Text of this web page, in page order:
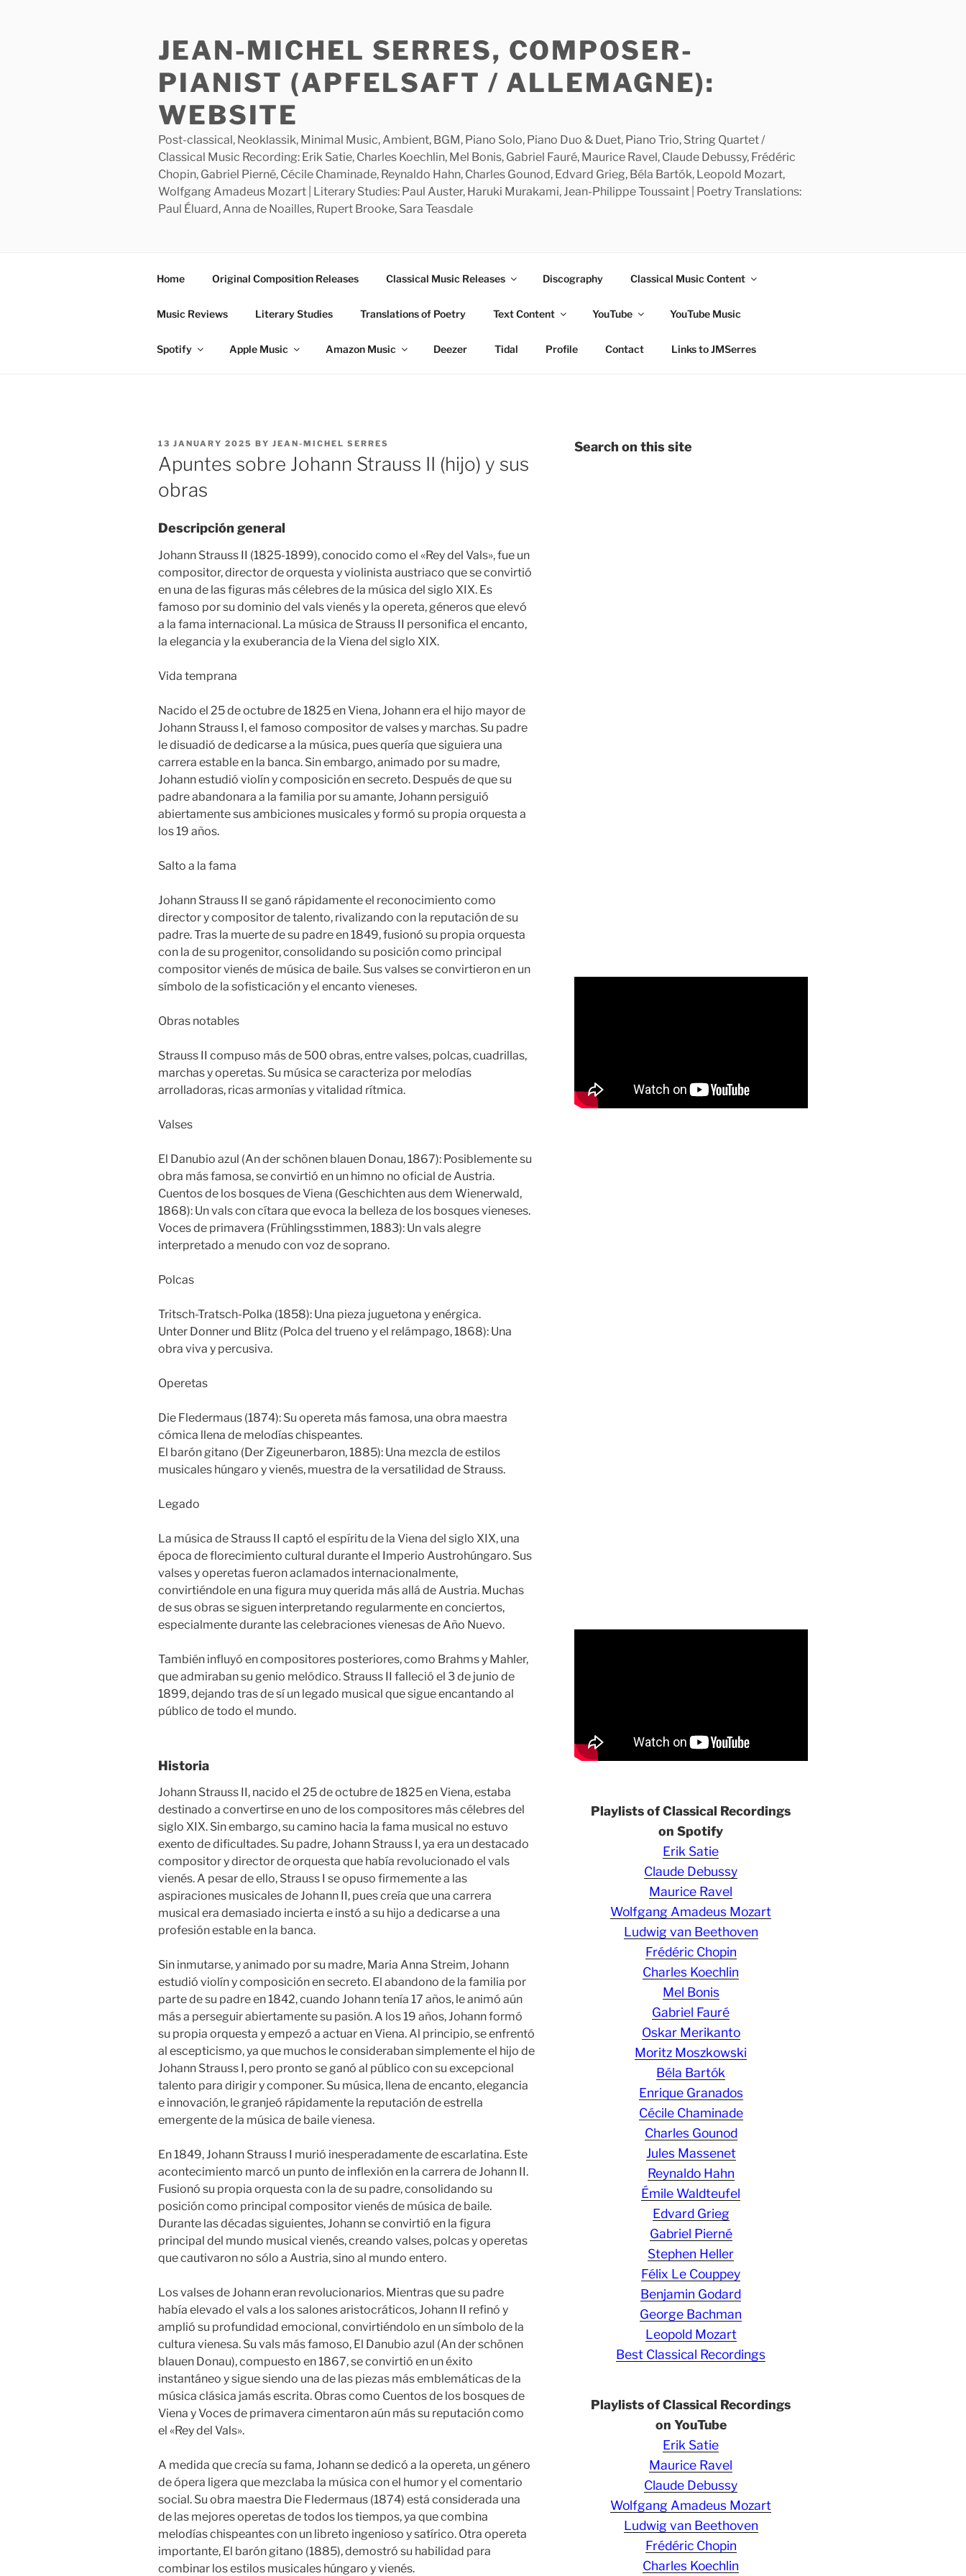
JEAN-MICHEL SERRES, COMPOSER-
PIANIST (APFELSAFT / ALLEMAGNE):
WEBSITE
Post-classical, Neoklassik, Minimal Music, Ambient, BGM, Piano Solo, Piano Duo & Duet, Piano Trio, String Quartet /
Classical Music Recording: Erik Satie, Charles Koechlin, Mel Bonis, Gabriel Fauré, Maurice Ravel, Claude Debussy, Frédéric
Chopin, Gabriel Pierné, Cécile Chaminade, Reynaldo Hahn, Charles Gounod, Edvard Grieg, Béla Bartók, Leopold Mozart,
Wolfgang Amadeus Mozart | Literary Studies: Paul Auster, Haruki Murakami, Jean-Philippe Toussaint | Poetry Translations:
Paul Éluard, Anna de Noailles, Rupert Brooke, Sara Teasdale
Home Original Composition Releases Classical Music Releases Discography Classical Music Content
Music Reviews Literary Studies Translations of Poetry Text Content YouTube YouTube Music
Spotify Apple Music Amazon Music Deezer Tidal Profile Contact Links to JMSerres
POSTED
ON
13 JANUARY 2025 BY JEAN-MICHEL SERRES
Apuntes sobre Johann Strauss II (hijo) y sus
obras
Descripción general
Johann Strauss II (1825-1899), conocido como el «Rey del Vals», fue un
compositor, director de orquesta y violinista austriaco que se convirtió
en una de las figuras más célebres de la música del siglo XIX. Es
famoso por su dominio del vals vienés y la opereta, géneros que elevó
a la fama internacional. La música de Strauss II personifica el encanto,
la elegancia y la exuberancia de la Viena del siglo XIX.
Vida temprana
Nacido el 25 de octubre de 1825 en Viena, Johann era el hijo mayor de
Johann Strauss I, el famoso compositor de valses y marchas. Su padre
le disuadió de dedicarse a la música, pues quería que siguiera una
carrera estable en la banca. Sin embargo, animado por su madre,
Johann estudió violín y composición en secreto. Después de que su
padre abandonara a la familia por su amante, Johann persiguió
abiertamente sus ambiciones musicales y formó su propia orquesta a
los 19 años.
Salto a la fama
Johann Strauss II se ganó rápidamente el reconocimiento como
director y compositor de talento, rivalizando con la reputación de su
padre. Tras la muerte de su padre en 1849, fusionó su propia orquesta
con la de su progenitor, consolidando su posición como principal
compositor vienés de música de baile. Sus valses se convirtieron en un
símbolo de la sofisticación y el encanto vieneses.
Obras notables
Strauss II compuso más de 500 obras, entre valses, polcas, cuadrillas,
marchas y operetas. Su música se caracteriza por melodías
arrolladoras, ricas armonías y vitalidad rítmica.
Valses
El Danubio azul (An der schönen blauen Donau, 1867): Posiblemente su
obra más famosa, se convirtió en un himno no oficial de Austria.
Cuentos de los bosques de Viena (Geschichten aus dem Wienerwald,
1868): Un vals con cítara que evoca la belleza de los bosques vieneses.
Voces de primavera (Frühlingsstimmen, 1883): Un vals alegre
interpretado a menudo con voz de soprano.
Polcas
Tritsch-Tratsch-Polka (1858): Una pieza juguetona y enérgica.
Unter Donner und Blitz (Polca del trueno y el relámpago, 1868): Una
obra viva y percusiva.
Operetas
Die Fledermaus (1874): Su opereta más famosa, una obra maestra
cómica llena de melodías chispeantes.
El barón gitano (Der Zigeunerbaron, 1885): Una mezcla de estilos
musicales húngaro y vienés, muestra de la versatilidad de Strauss.
Legado
La música de Strauss II captó el espíritu de la Viena del siglo XIX, una
época de florecimiento cultural durante el Imperio Austrohúngaro. Sus
valses y operetas fueron aclamados internacionalmente,
convirtiéndole en una figura muy querida más allá de Austria. Muchas
de sus obras se siguen interpretando regularmente en conciertos,
especialmente durante las celebraciones vienesas de Año Nuevo.
También influyó en compositores posteriores, como Brahms y Mahler,
que admiraban su genio melódico. Strauss II falleció el 3 de junio de
1899, dejando tras de sí un legado musical que sigue encantando al
público de todo el mundo.
Historia
Johann Strauss II, nacido el 25 de octubre de 1825 en Viena, estaba
destinado a convertirse en uno de los compositores más célebres del
siglo XIX. Sin embargo, su camino hacia la fama musical no estuvo
exento de dificultades. Su padre, Johann Strauss I, ya era un destacado
compositor y director de orquesta que había revolucionado el vals
vienés. A pesar de ello, Strauss I se opuso firmemente a las
aspiraciones musicales de Johann II, pues creía que una carrera
musical era demasiado incierta e instó a su hijo a dedicarse a una
profesión estable en la banca.
Sin inmutarse, y animado por su madre, Maria Anna Streim, Johann
estudió violín y composición en secreto. El abandono de la familia por
parte de su padre en 1842, cuando Johann tenía 17 años, le animó aún
más a perseguir abiertamente su pasión. A los 19 años, Johann formó
su propia orquesta y empezó a actuar en Viena. Al principio, se enfrentó
al escepticismo, ya que muchos le consideraban simplemente el hijo de
Johann Strauss I, pero pronto se ganó al público con su excepcional
talento para dirigir y componer. Su música, llena de encanto, elegancia
e innovación, le granjeó rápidamente la reputación de estrella
emergente de la música de baile vienesa.
En 1849, Johann Strauss I murió inesperadamente de escarlatina. Este
acontecimiento marcó un punto de inflexión en la carrera de Johann II.
Fusionó su propia orquesta con la de su padre, consolidando su
posición como principal compositor vienés de música de baile.
Durante las décadas siguientes, Johann se convirtió en la figura
principal del mundo musical vienés, creando valses, polcas y operetas
que cautivaron no sólo a Austria, sino al mundo entero.
Los valses de Johann eran revolucionarios. Mientras que su padre
había elevado el vals a los salones aristocráticos, Johann II refinó y
amplió su profundidad emocional, convirtiéndolo en un símbolo de la
cultura vienesa. Su vals más famoso, El Danubio azul (An der schönen
blauen Donau), compuesto en 1867, se convirtió en un éxito
instantáneo y sigue siendo una de las piezas más emblemáticas de la
música clásica jamás escrita. Obras como Cuentos de los bosques de
Viena y Voces de primavera cimentaron aún más su reputación como
el «Rey del Vals».
A medida que crecía su fama, Johann se dedicó a la opereta, un género
de ópera ligera que mezclaba la música con el humor y el comentario
social. Su obra maestra Die Fledermaus (1874) está considerada una
de las mejores operetas de todos los tiempos, ya que combina
melodías chispeantes con un libreto ingenioso y satírico. Otra opereta
importante, El barón gitano (1885), demostró su habilidad para
combinar los estilos musicales húngaro y vienés.
Search on this site
Playlists of Classical Recordings
on Spotify
Erik Satie
Claude Debussy
Maurice Ravel
Wolfgang Amadeus Mozart
Ludwig van Beethoven
Frédéric Chopin
Charles Koechlin
Mel Bonis
Gabriel Fauré
Oskar Merikanto
Moritz Moszkowski
Béla Bartók
Enrique Granados
Cécile Chaminade
Charles Gounod
Jules Massenet
Reynaldo Hahn
Émile Waldteufel
Edvard Grieg
Gabriel Pierné
Stephen Heller
Félix Le Couppey
Benjamin Godard
George Bachman
Leopold Mozart
Best Classical Recordings
Playlists of Classical Recordings
on YouTube
Erik Satie
Maurice Ravel
Claude Debussy
Wolfgang Amadeus Mozart
Ludwig van Beethoven
Frédéric Chopin
Charles Koechlin